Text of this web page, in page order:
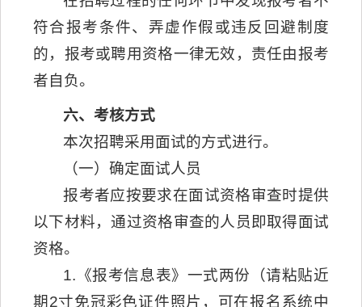
符合报考条件、弄虚作假或违反回避制度
的，报考或聘用资格一律无效，责任由报考
者自负。
六、考核方式
本次招聘采用面试的方式进行。
（一）确定面试人员
报考者应按要求在面试资格审查时提供
以下材料，通过资格审查的人员即取得面试
资格。
1.《报考信息表》一式两份（请粘贴近
期2寸免冠彩色证件照片，可在报名系统中